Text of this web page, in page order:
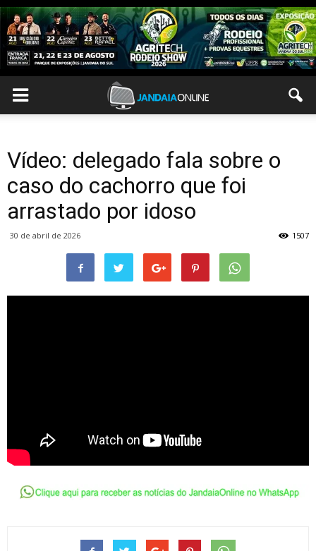
Vídeo: delegado fala sobre o
caso do cachorro que foi
arrastado por idoso
30 de abril de 2026 1507